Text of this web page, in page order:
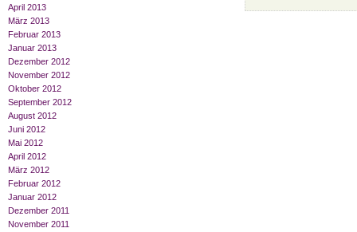
April 2013
März 2013
Februar 2013
Januar 2013
Dezember 2012
November 2012
Oktober 2012
September 2012
August 2012
Juni 2012
Mai 2012
April 2012
März 2012
Februar 2012
Januar 2012
Dezember 2011
November 2011